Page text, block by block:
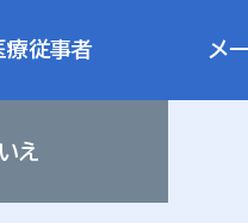
療従事者 メ
え